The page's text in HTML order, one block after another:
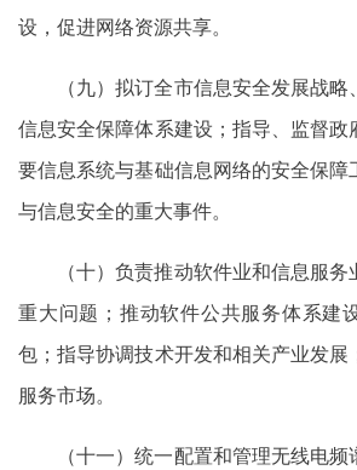
设，促进网络资源共享。
（九）拟订全市信息安全发展战
信息安全保障体系建设；指导、监督
要信息系统与基础信息网络的安全保障
与信息安全的重大事件。
（十）负责推动软件业和信息服
重大问题；推动软件公共服务体系建
包；指导协调技术开发和相关产业发展
服务市场。
（十一）统一配置和管理无线电